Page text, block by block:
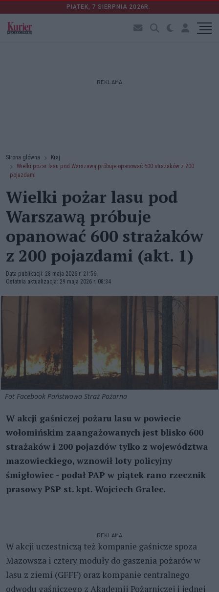
PIĄTEK, 7 SIERPNIA 2026R.
REKLAMA
Strona główna
Kraj
Wielki pożar lasu pod Warszawą próbuje opanować 600 strażaków z 200
pojazdami
Wielki pożar lasu pod
Warszawą próbuje
opanować 600 strażaków
z 200 pojazdami (akt. 1)
Data publikacji: 28 maja 2026 r. 21:56
Ostatnia aktualizacja: 29 maja 2026 r. 08:34
Fot Facebook Państwowa Straż Pożarna
W akcji gaśniczej pożaru lasu w powiecie
wołomińskim zaangażowanych jest blisko 600
strażaków i 200 pojazdów tylko z województwa
mazowieckiego, wznowił loty policyjny
śmigłowiec - podał PAP w piątek rano rzecznik
prasowy PSP st. kpt. Wojciech Gralec.
REKLAMA
W akcji uczestniczą też kompanie gaśnicze spoza
Mazowsza i cztery moduły do gaszenia pożarów w
lasu z ziemi (GFFF) oraz kompanie centralnego
odwodu gaśniczego z Akademii Pożarniczej i jednej